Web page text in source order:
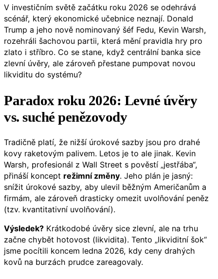
V investičním světě začátku roku 2026 se odehrává
scénář, který ekonomické učebnice neznají. Donald
Trump a jeho nově nominovaný šéf Fedu, Kevin Warsh,
rozehráli šachovou partii, která mění pravidla hry pro
zlato i stříbro. Co se stane, když centrální banka sice
zlevní úvěry, ale zároveň přestane pumpovat novou
likviditu do systému?
Paradox roku 2026: Levné úvěry
vs. suché penězovody
Tradičně platí, že nižší úrokové sazby jsou pro drahé
kovy raketovým palivem. Letos je to ale jinak. Kevin
Warsh, profesionál z Wall Street s pověstí „jestřába“,
přináší koncept režimní změny. Jeho plán je jasný:
snížit úrokové sazby, aby ulevil běžným Američanům a
firmám, ale zároveň drasticky omezit uvolňování peněz
(tzv. kvantitativní uvolňování).
Výsledek? Krátkodobé úvěry sice zlevní, ale na trhu
začne chybět hotovost (likvidita). Tento „likviditní šok“
jsme pocítili koncem ledna 2026, kdy ceny drahých
kovů na burzách prudce zareagovaly.